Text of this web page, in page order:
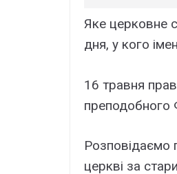
Яке церковне
дня, у кого
16 травня
преподобного
Розповідаємо
церкві за